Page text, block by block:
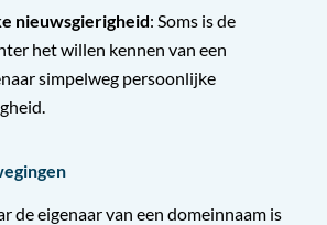
nieuwsgierigheid: Soms is de
het willen kennen van een
simpelweg persoonlijke
de eigenaar van een domeinnaam is